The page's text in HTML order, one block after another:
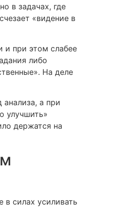
в задачах, где
«видение в
и при этом слабее
либо
На деле
а при
улучшить»
держатся на
в силах усиливать